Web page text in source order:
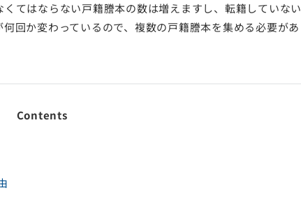
てはならない戸籍謄本の数は増えますし、転籍していない
回か変わっているので、複数の戸籍謄本を集める必要があ
Contents